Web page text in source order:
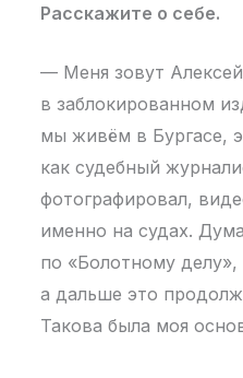
Расскажите о себе.
— Меня зовут
в заблокированном
мы живём в Бургасе,
как судебный
фотографировал,
именно на судах.
по «Болотному
а дальше это
Такова была моя